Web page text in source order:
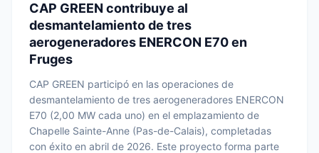
CAP GREEN contribuye al
desmantelamiento de tres
aerogeneradores ENERCON E70 en
Fruges
CAP GREEN participó en las operaciones de
desmantelamiento de tres aerogeneradores ENERCON
E70 (2,00 MW cada uno) en el emplazamiento de
Chapelle Sainte-Anne (Pas-de-Calais), completadas
con éxito en abril de 2026. Este proyecto forma parte